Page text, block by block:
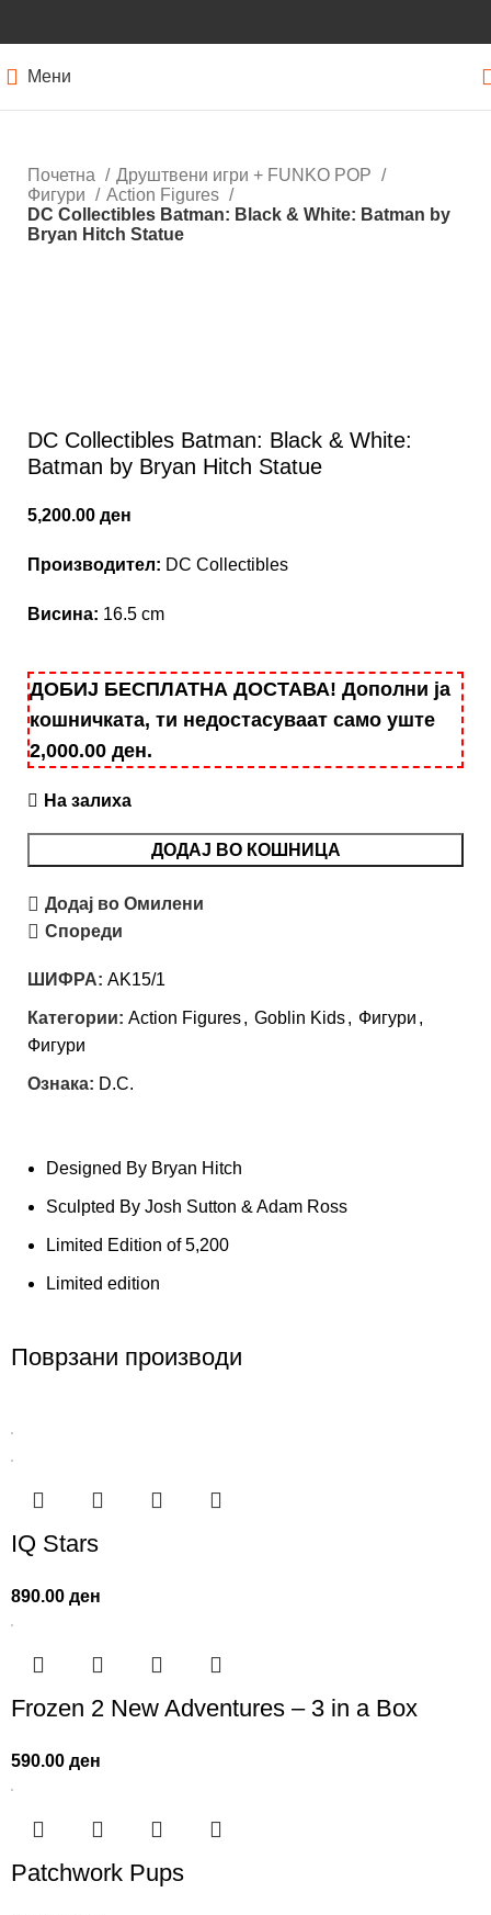
Мени
Почетна
Друштвени игри + FUNKO POP
Фигури
Action Figures
DC Collectibles Batman: Black & White: Batman by
Bryan Hitch Statue
DC Collectibles Batman: Black & White:
Batman by Bryan Hitch Statue
5,200.00 ден
Производител: DC Collectibles
Висина: 16.5 cm
ДОБИЈ БЕСПЛАТНА ДОСТАВА! Дополни ја
кошничката, ти недостасуваат само уште
2,000.00 ден.
На залиха
ДОДАЈ ВО КОШНИЦА
Додај во Омилени
Спореди
ШИФРА: AK15/1
Категории: Action Figures, Goblin Kids, Фигури ,
Фигури
Ознака: D.C.
Designed By Bryan Hitch
Sculpted By Josh Sutton & Adam Ross
Limited Edition of 5,200
Limited edition
Поврзани производи
IQ Stars
890.00ден
Frozen 2 New Adventures – 3 in a Box
590.00ден
Patchwork Pups